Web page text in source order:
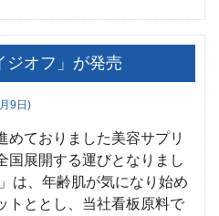
ジオフ」が発売
9日)
めておりました美容サプリ
国展開する運びとなりまし
は、年齢肌が気になり始め
トととし、当社看板原料で